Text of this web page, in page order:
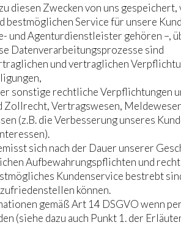
diesen Zwecken von uns
bestmöglichen Service für unsere
und Agenturdienstleister gehören –,
Datenverarbeitungsprozesse sind
und vertraglichen
sonstige rechtliche Verpflichtungen
Zollrecht, Vertragswesen,
(z.B. die Verbesserung unseres
sich nach der Dauer unserer
Aufbewahrungspflichten und
Kundenservice bestrebt
können.
gemäß Art 14 DSGVO wenn
(siehe dazu auch Punkt 1. der